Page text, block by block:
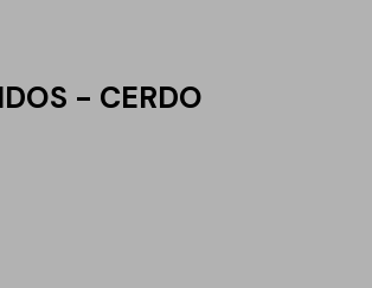
- CERDO